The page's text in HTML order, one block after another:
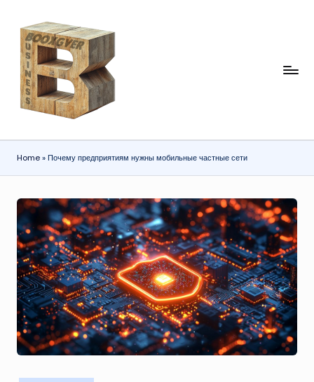
Перейти
содержимому
b
o
gi
v
e
r.
c
o
m
Home»Почему предприятиям нужны мобильные частные сети